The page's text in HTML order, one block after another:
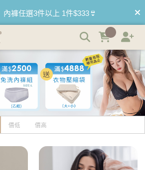
內褲任選3件以上 1件$333👙
費】台灣滿1200運費0元🚛
新客最高可折$150再免運❗
】把衣物壓縮收納袋回家 🌞
價低 價高